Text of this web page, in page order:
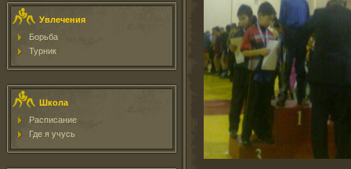
Увлечения
Борьба
Турник
Школа
Расписание
Где я учусь